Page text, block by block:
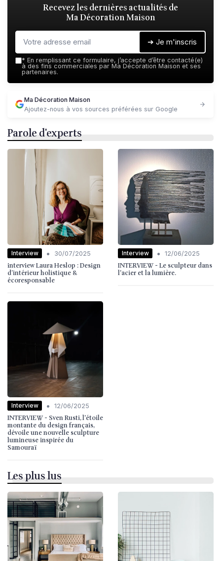
Recevez les dernières actualités de
Ma Décoration Maison
➔ Je m'inscris
* En remplissant ce formulaire, j’accepte d’être contacté(e)
à des fins commerciales par Ma Décoration Maison et ses
partenaires.
Ma Décoration Maison
Ajoutez-nous à vos sources préférées sur Google
Parole d'experts
Interview • 30/07/2025
interview Laura Heslop : Design
d’intérieur holistique &
écoresponsable
Interview • 12/06/2025
INTERVIEW - Le sculpteur dans
l'acier et la lumière.
Interview • 12/06/2025
INTERVIEW - Sven Rusti, l'étoile
montante du design français,
dévoile une nouvelle sculpture
lumineuse inspirée du
Samouraï
Les plus lus